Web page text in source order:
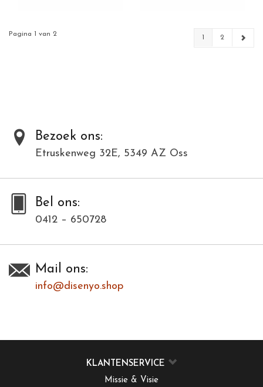
Pagina 1 van 2 2
Bezoek ons:
Etruskenweg 32E, 5349 AZ Oss
Bel ons:
0412 – 650728
Mail ons:
info@disenyo.shop
KLANTENSERVICE
Missie & Visie